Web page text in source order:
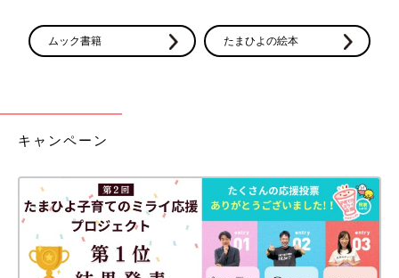
ムック書籍 たまひよの絵本
キャンペーン